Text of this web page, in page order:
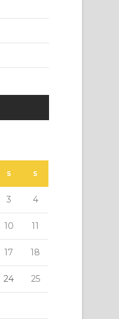
S S
3 4
10 11
17 18
24 25